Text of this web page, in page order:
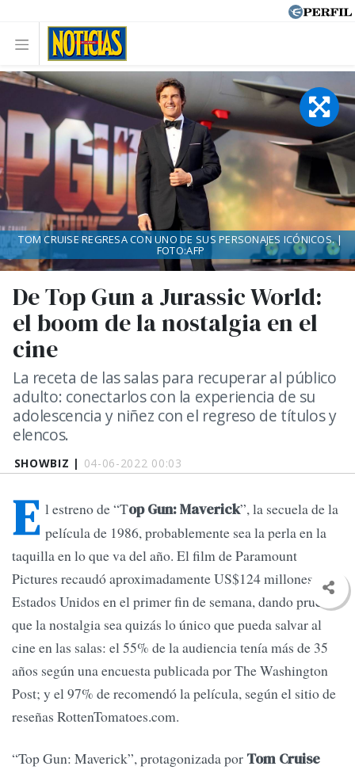
SHOWBIZ | 04-06-2022 00:03
De Top Gun a Jurassic World:
el boom de la nostalgia en el
cine
La receta de las salas para recuperar al público
adulto: conectarlos con la experiencia de su
adolescencia y niñez con el regreso de títulos y
elencos.
TOM CRUISE REGRESA CON UNO DE SUS PERSONAJES ICÓNICOS. |
FOTO:AFP
E l estreno de “Top Gun: Maverick”, la secuela de la
película de 1986, probablemente sea la perla en la
taquilla en lo que va del año. El film de Paramount
Pictures recaudó aproximadamente US$124 millones en
Estados Unidos en el primer fin de semana, dando prueba
que la nostalgia sea quizás lo único que pueda salvar al
cine en las salas: el 55% de la audiencia tenía más de 35
años según una encuesta publicada por The Washington
Post; y el 97% de recomendó la película, según el sitio de
reseñas RottenTomatoes.com.
“Top Gun: Maverick”, protagonizada por Tom Cruise